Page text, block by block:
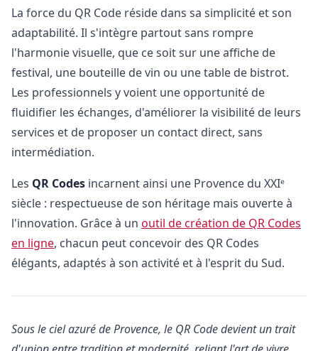
La force du QR Code réside dans sa simplicité et son
adaptabilité. Il s'intègre partout sans rompre
l'harmonie visuelle, que ce soit sur une affiche de
festival, une bouteille de vin ou une table de bistrot.
Les professionnels y voient une opportunité de
fluidifier les échanges, d'améliorer la visibilité de leurs
services et de proposer un contact direct, sans
intermédiation.
Les QR Codes incarnent ainsi une Provence du XXIᵉ
siècle : respectueuse de son héritage mais ouverte à
l'innovation. Grâce à un outil de création de QR Codes
en ligne, chacun peut concevoir des QR Codes
élégants, adaptés à son activité et à l'esprit du Sud.
Sous le ciel azuré de Provence, le QR Code devient un trait